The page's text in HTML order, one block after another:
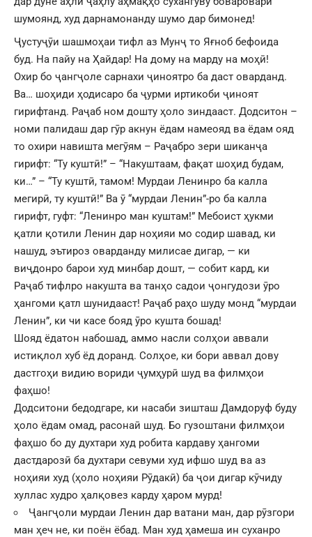
шумоянд, худ дарнамонанду шумо дар бимонед!
Ҷустуҷӯи шашмоҳаи тифл аз Мунҷ то Яғноб бефоида
буд. На пайу на Ҳайдар! На дому на марду на моҳӣ!
Охир бо ҷангҷоле сарнахи ҷиноятро ба даст оварданд.
Ва… шоҳиди ҳодисаро ба ҷурми иртикоби ҷиноят
гирифтанд. Раҷаб ном дошту ҳоло зиндааст. Додситон –
номи палидаш дар гӯр акнун ёдам намеояд ва ёдам ояд
то охири навишта мегӯям – Раҷабро зери шиканҷа
гирифт: “Ту куштӣ!” – “Накуштаам, фақат шоҳид будам,
ки…” – “Ту куштӣ, тамом! Мурдаи Ленинро ба калла
мегирӣ, ту куштӣ!” Ва ӯ “мурдаи Ленин”-ро ба калла
гирифт, гуфт: “Ленинро ман куштам!” Мебоист ҳукми
қатли қотили Ленин дар ноҳияи мо содир шавад, ки
нашуд, эътироз оварданду милисае дигар, — ки
виҷдонро барои худ минбар дошт, — собит кард, ки
Раҷаб тифлро накушта ва танҳо садои ҷонгудози ӯро
ҳангоми қатл шунидааст! Раҷаб раҳо шуду монд “мурдаи
Ленин”, ки чи касе бояд ӯро кушта бошад!
Шояд ёдатон набошад, аммо насли солҳои аввали
истиқлол хуб ёд доранд. Солҳое, ки бори аввал дову
дастгоҳи видию вориди ҷумҳурӣ шуд ва филмҳои
фаҳшо!
Додситони бедодгаре, ки насаби зишташ Дамдоруф буду
ҳоло ёдам омад, расонаӣ шуд. Бо гузоштани филмҳои
фаҳшо бо ду духтари худ робита кардаву ҳангоми
дастдарозӣ ба духтари севуми худ ифшо шуд ва аз
ноҳияи худ (ҳоло ноҳияи Рӯдакӣ) ба ҷои дигар кӯчиду
хуллас худро ҳалқовез карду ҳаром мурд!
Ҷангҷоли мурдаи Ленин дар ватани ман, дар рӯзгори
ман ҳеч не, ки поён ёбад. Ман худ ҳамеша ин суханро